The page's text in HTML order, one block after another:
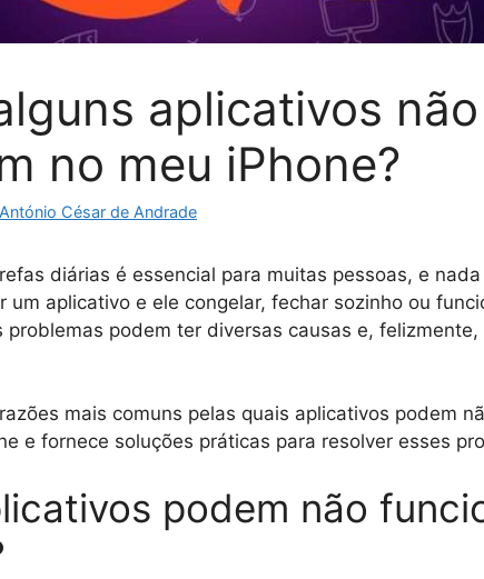
aplicativos não
no meu iPhone?
António César de Andrade
diárias é essencial para muitas pessoas, e nada
um aplicativo e ele congelar, fechar sozinho ou
problemas podem ter diversas causas e, felizmente,
mais comuns pelas quais aplicativos podem
e fornece soluções práticas para resolver esses
podem não